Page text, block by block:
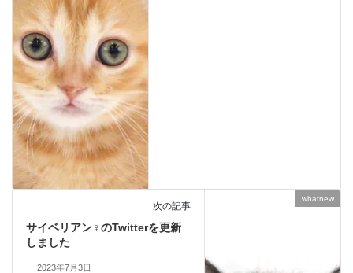
whatnew
次の記事
サイベリアン♀のTwitterを更新
しました
2023年7月3日